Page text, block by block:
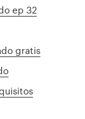
ep 32
gratis